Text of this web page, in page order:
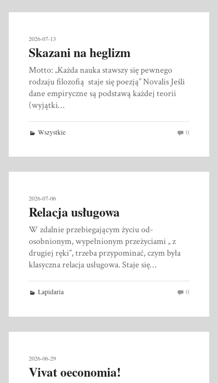
2026-07-13
Skazani na heglizm
Motto: „Każda nauka stawszy się pewnego
rodzaju filozofią staje się poezją” Novalis Jeśli
dane empiryczne są podstawą każdej teorii
(wyjątki…
Wszystkie 0
2026-07-06
Relacja usługowa
W zdalnie przebiegającym życiu od-
osobnionym, wypełnionym przeżyciami „ z
drugiej ręki”, trzeba przypominać, czym była
klasyczna relacja usługowa. Staje się…
Lapidaria 0
2026-06-29
Vivat oeconomia!